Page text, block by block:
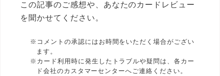
この記事のご感想や、あなたのカードレビュー
を聞かせてください。
※コメントの承認にはお時間をいただく場合がござい
ます。
※カード利用時に発生したトラブルや疑問は、各カー
ド会社のカスタマーセンターへご連絡ください。